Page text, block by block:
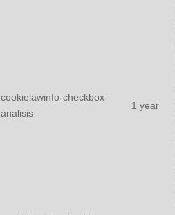
cookielawinfo-checkbox-
analisis
1 year